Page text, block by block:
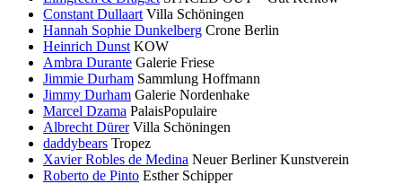
Constant Dullaart Villa Schöningen
Hannah Sophie Dunkelberg Crone Berlin
Heinrich Dunst KOW
Ambra Durante Galerie Friese
Jimmie Durham Sammlung Hoffmann
Jimmy Durham Galerie Nordenhake
Marcel Dzama PalaisPopulaire
Albrecht Dürer Villa Schöningen
daddybears Tropez
Xavier Robles de Medina Neuer Berliner Kunstverein
Roberto de Pinto Esther Schipper